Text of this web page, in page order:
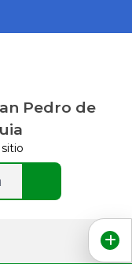
Pedro de